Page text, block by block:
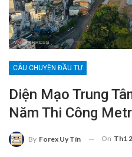
CÂU CHUYỆN ĐẦU TƯ
Diện Mạo Trung
Năm Thi Công
By Forex Uy Tín On Th1